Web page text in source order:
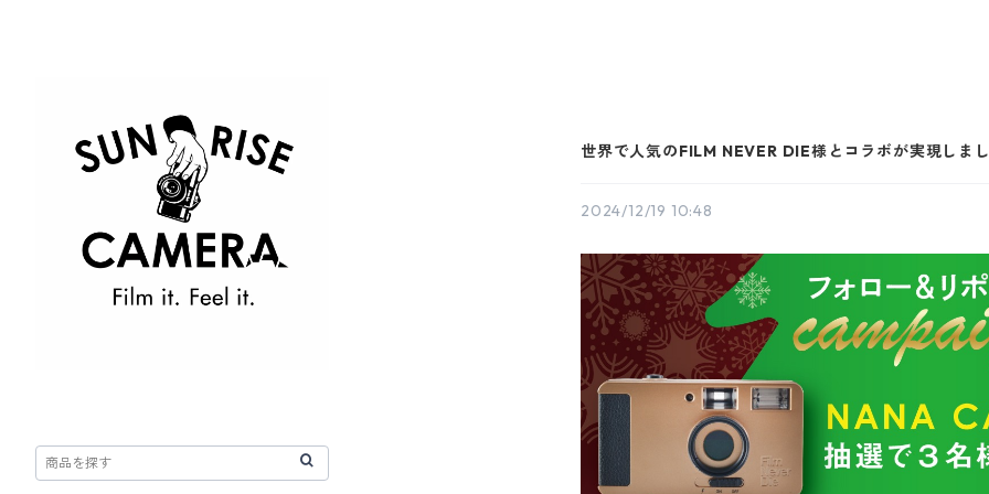
世界で人気のFILM NEVER DIE様とコラボが実現しま
2024/12/19 10:48